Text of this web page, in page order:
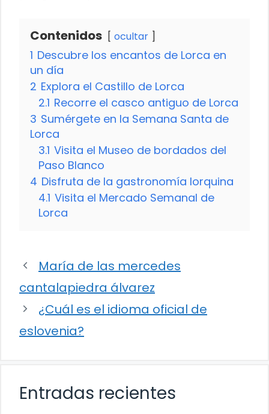
Contenidos ocultar
1 Descubre los encantos de Lorca en
un día
2 Explora el Castillo de Lorca
2.1 Recorre el casco antiguo de Lorca
3 Sumérgete en la Semana Santa de
Lorca
3.1 Visita el Museo de bordados del
Paso Blanco
4 Disfruta de la gastronomía lorquina
4.1 Visita el Mercado Semanal de
Lorca
María de las mercedes
cantalapiedra álvarez
¿Cuál es el idioma oficial de
eslovenia?
Entradas recientes